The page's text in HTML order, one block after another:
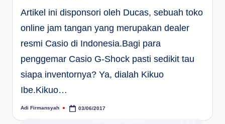
Artikel ini disponsori oleh Ducas, sebuah toko
online jam tangan yang merupakan dealer
resmi Casio di Indonesia.Bagi para
penggemar Casio G-Shock pasti sedikit tau
siapa inventornya? Ya, dialah Kikuo
Ibe.Kikuo…
Posted
Adi Firmansyah 03/06/2017